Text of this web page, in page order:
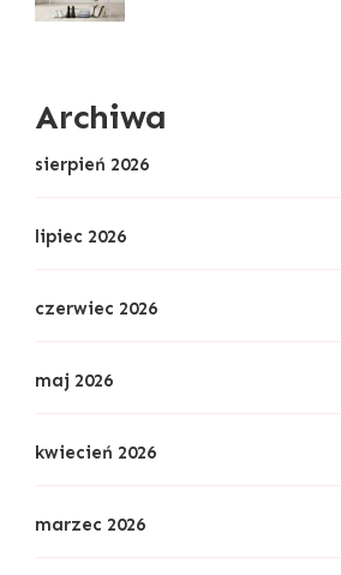
Archiwa
sierpień 2026
lipiec 2026
czerwiec 2026
maj 2026
kwiecień 2026
marzec 2026